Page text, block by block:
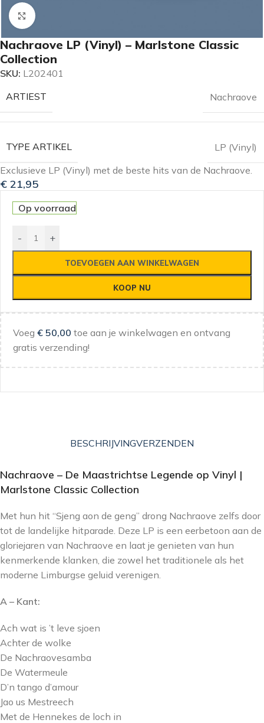
Klik om te vergroten
Nachraove LP (Vinyl) – Marlstone Classic
Collection
SKU: L202401
ARTIEST
Nachraove
TYPE ARTIKEL
LP (Vinyl)
Exclusieve LP (Vinyl) met de beste hits van de Nachraove.
€ 21,95
Op voorraad
- +
TOEVOEGEN AAN WINKELWAGEN
KOOP NU
Voeg € 50,00 toe aan je winkelwagen en ontvang
gratis verzending!
BESCHRIJVINGVERZENDEN
Nachraove – De Maastrichtse Legende op Vinyl |
Marlstone Classic Collection
Met hun hit “Sjeng aon de geng” drong Nachraove zelfs door
tot de landelijke hitparade. Deze LP is een eerbetoon aan de
gloriejaren van Nachraove en laat je genieten van hun
kenmerkende klanken, die zowel het traditionele als het
moderne Limburgse geluid verenigen.
A – Kant:
Ach wat is ’t leve sjoen
Achter de wolke
De Nachraovesamba
De Watermeule
D’n tango d’amour
Jao us Mestreech
Met de Hennekes de loch in